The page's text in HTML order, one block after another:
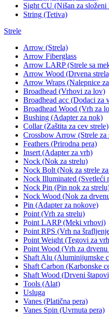
Sight CU (Nišan za složeni
String (Tetiva)
Strele
Arrow (Strela)
Arrow Fiberglass
Arrow LARP (Strele sa
Arrow Wood (Drvena
Arrow Wraps (Nalepnice
Broadhead (Vrhovi za lov)
Broadhead acc (Dodaci za
Broadhead Wood (Vrh za
Bushing (Adapter za nok)
Collar (Zaštita za cev strele)
Crossbow Arrow (Strele za
Feathers (Prirodna pera)
Insert (Adapter za vrh)
Nock (Nok za strelu)
Nock Bolt (Nok za strele
Nock Illuminated (Svetleći
Nock Pin (Pin nok za
Nock Wood (Nok za
Pin (Adapter za nokove)
Point (Vrh za strelu)
Point LARP (Meki vrhovi)
Point RPS (Vrh na
Point Weight (Tegovi za
Point Wood (Vrh za drvenu
Shaft Alu (Aluminijumske
Shaft Carbon (Karbonske
Shaft Wood (Drveni
Tools (Alat)
Usluga
Vanes (Platična pera)
Vanes Spin (Uvrnuta pera)